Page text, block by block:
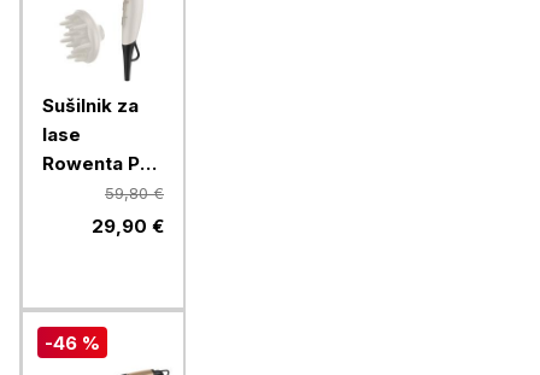
Sušilnik za
lase
Rowenta Pro
Power+
CV7243F0
59,80 €
29,90 €
-46 %